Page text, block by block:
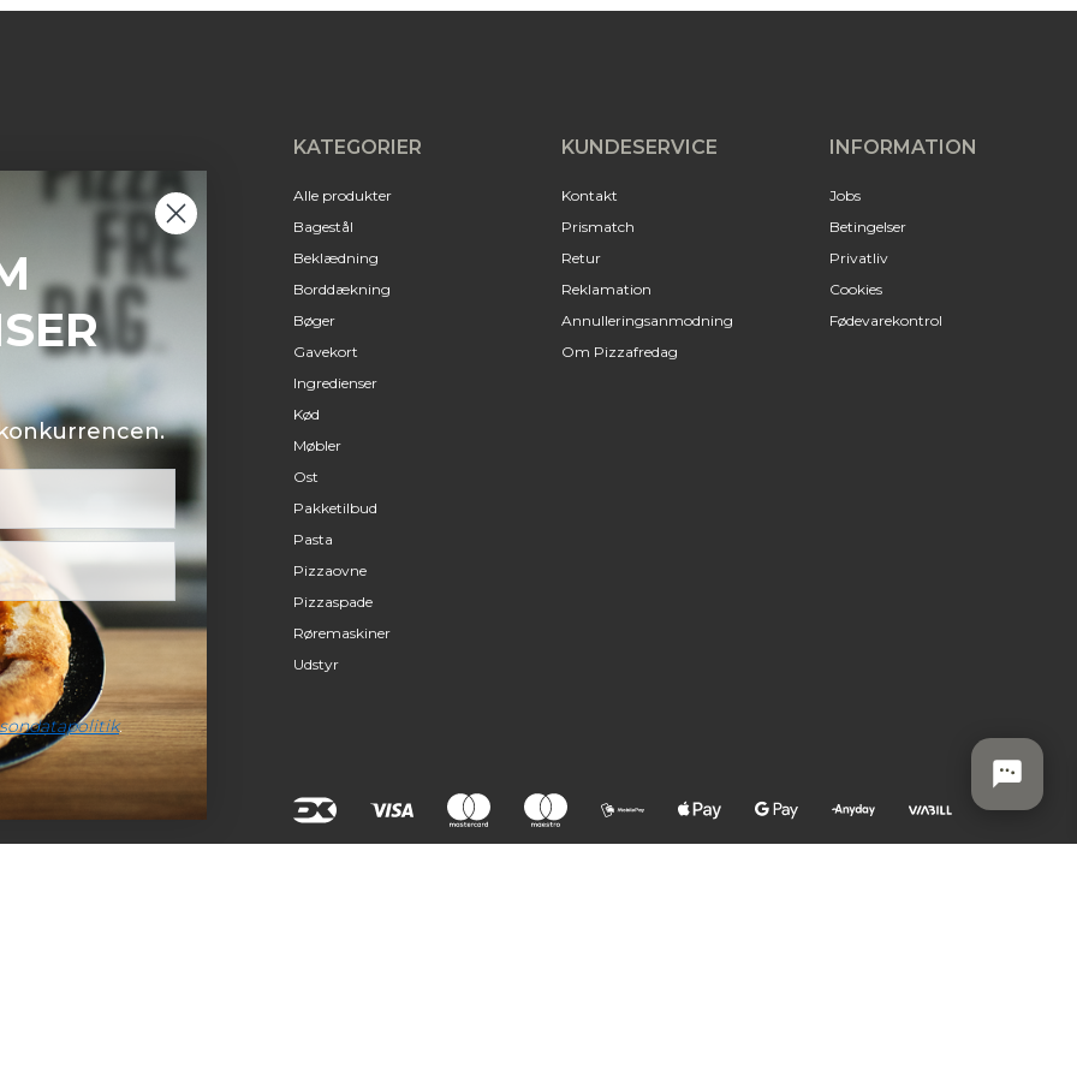
KATEGORIER
Alle produkter
Bagestål
Beklædning
Borddækning
Bøger
Gavekort
Ingredienser
Kød
Møbler
Ost
Pakketilbud
Pasta
Pizzaovne
Pizzaspade
Røremaskiner
Udstyr
KUNDESERVICE
Kontakt
Prismatch
Retur
Reklamation
Annulleringsanmodning
Om Pizzafredag
INFORMATION
Jobs
Betingelser
Privatliv
Cookies
Fødevarekontrol
.